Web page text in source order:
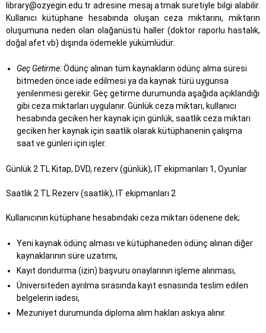
library@ozyegin.edu.tr adresine mesaj atmak suretiyle bilgi alabilir.
Kullanıcı kütüphane hesabında oluşan ceza miktarını, miktarın
oluşumuna neden olan olağanüstü haller (doktor raporlu hastalık,
doğal afet vb) dışında ödemekle yükümlüdür.
Geç Getirme:Ödünç alınan tüm kaynakların ödünç alma süresi
bitmeden önce iade edilmesi ya da kaynak türü uygunsa
yenilenmesi gerekir. Geç getirme durumunda aşağıda açıklandığı
gibi ceza miktarları uygulanır. Günlük ceza miktarı, kullanıcı
hesabında geciken her kaynak için günlük, saatlik ceza miktarı
geciken her kaynak için saatlik olarak kütüphanenin çalışma
saat ve günleri için işler.
Günlük 2 TL Kitap, DVD, rezerv (günlük), IT ekipmanları 1, Oyunlar
Saatlik 2 TL Rezerv (saatlik), IT ekipmanları 2
Kullanıcının kütüphane hesabındaki ceza miktarı ödenene dek;
Yeni kaynak ödünç alması ve kütüphaneden ödünç alınan diğer
kaynaklarının süre uzatımı,
Kayıt dondurma (izin) başvuru onaylarının işleme alınması,
Üniversiteden ayrılma sırasında kayıt esnasında teslim edilen
belgelerin iadesi,
Mezuniyet durumunda diploma alım hakları askıya alınır.